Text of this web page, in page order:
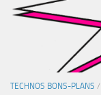
TECHNOS BONS-PLANS /